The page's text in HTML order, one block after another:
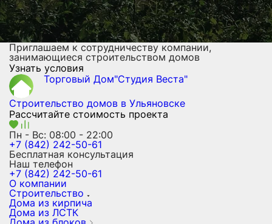
Приглашаем к сотрудничеству компании,
занимающиеся строительством домов
Узнать условия
Торговый Дом"Студия Веста"
Строительство домов в Ульяновске
Рассчитайте стоимость проекта
Пн - Вс: 08:00 - 22:00
+7 (842) 242-50-61
Бесплатная консультация
Наш телефон
+7 (842) 242-50-61
О компании
Строительство
Дома из кирпича
Дома из ЛСТК